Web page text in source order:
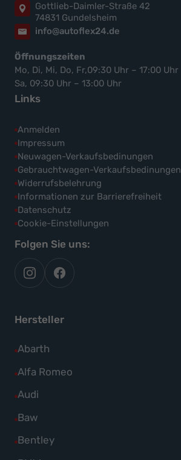
Gottlieb-Daimler-Straße 42
74831 Gundelsheim
info@autoflex24.de
Öffnungszeiten
Mo, Di, Mi, Do, Fr,09:30 Uhr – 17:00 Uhr
Sa, 09:30 Uhr – 13:00 Uhr
Links
Anmelden
Impressum
Neuwagen-Verkaufsbedinungen
Gebrauchtwagen-Verkaufsbedinungen
Widerrufsbelehrung
Informationen zur Barrierefreiheit
Datenschutz
Cookie-Einstellungen
Folgen Sie uns:
autoflex
auf
autoflex24
auf
Hersteller
Abarth
Alle
Fahrzeuge
Abarth
anzeigen
Alfa Romeo
Alle
Fahrzeuge
Alfa
Romeo
Audi
Alle
Fahrzeuge
Audi
Baw
Alle
Fahrzeuge
Bentley
Alle